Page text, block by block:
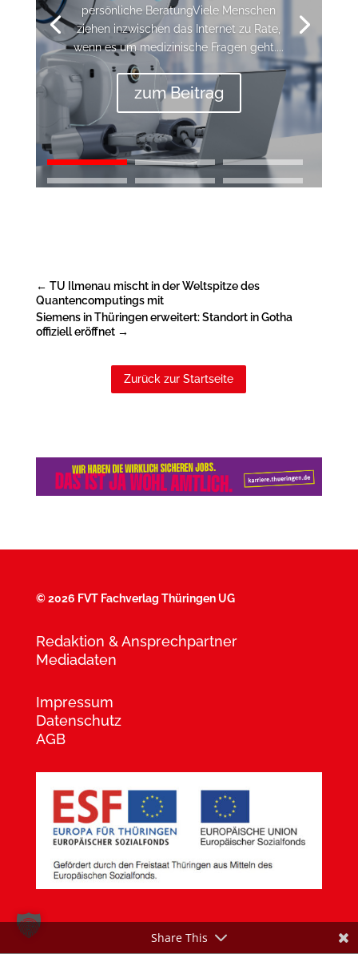
persönliche BeratungViele Menschen
ziehen inzwischen das Internet zu Rate,
wenn es um medizinische Fragen geht....
zum Beitrag
← TU Ilmenau mischt in der Weltspitze des
Quantencomputings mit
Siemens in Thüringen erweitert: Standort in Gotha
offiziell eröffnet→
Zurück zur Startseite
©2026 FVT Fachverlag Thüringen UG
Redaktion & Ansprechpartner
Mediadaten
Impressum
Datenschutz
AGB
Share This